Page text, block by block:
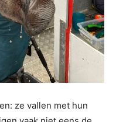
ze vallen met hun